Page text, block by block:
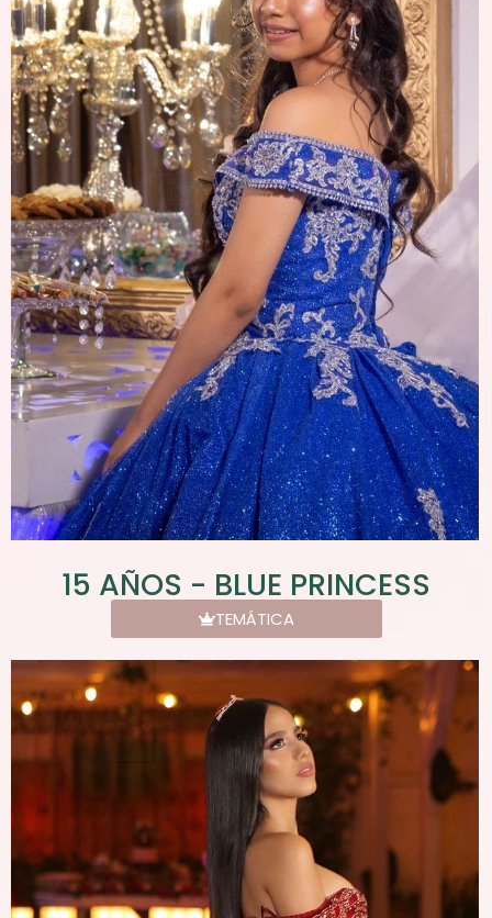
15 AÑOS - BLUE PRINCESS
TEMÁTICA